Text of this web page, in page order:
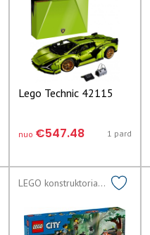
Lego Technic 42115
nuo €547.48 1 pard
LEGO konstruktoriai lego